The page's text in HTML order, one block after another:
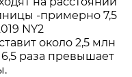
-примерно 7,5
NY2
около 2,5 млн
раза превышает